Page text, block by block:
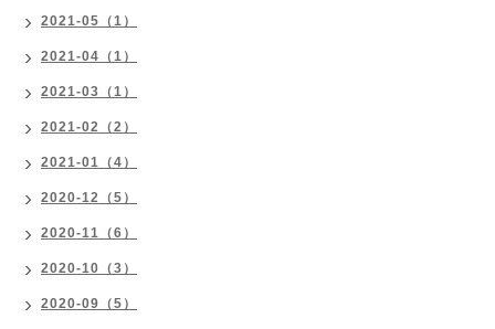
2021-05（1）
2021-04（1）
2021-03（1）
2021-02（2）
2021-01（4）
2020-12（5）
2020-11（6）
2020-10（3）
2020-09（5）